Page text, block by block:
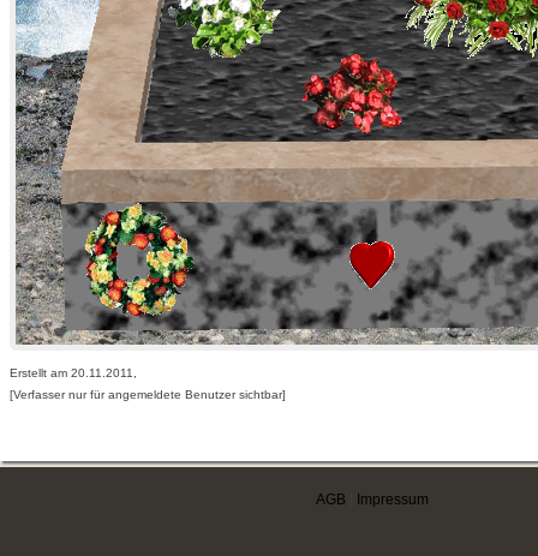
Erstellt am 20.11.2011,
[Verfasser nur für angemeldete Benutzer sichtbar]
AGB Impressum